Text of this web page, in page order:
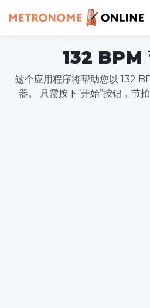
132 BPM
这个应用程序将帮助您以 132
器。 只需按下“开始”按钮，节